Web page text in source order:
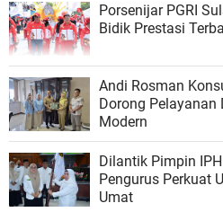
Porsenijar PGRI
Bidik Prestasi
Andi Rosman
Dorong Pelayanan
Modern
Dilantik Pimpin
Pengurus Perkuat
Umat